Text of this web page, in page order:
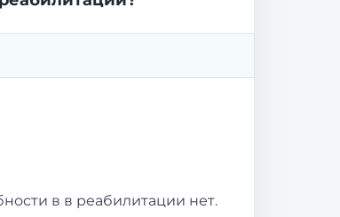
в в реабилитации нет.